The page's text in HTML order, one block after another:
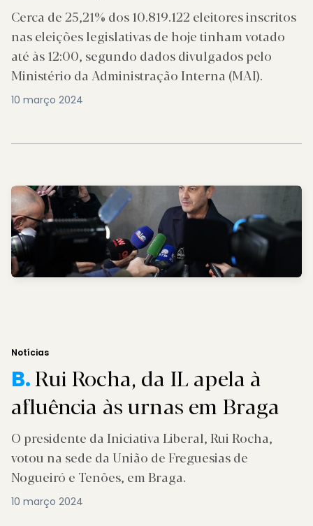
Cerca de 25,21% dos 10.819.122 eleitores inscritos
nas eleições legislativas de hoje tinham votado
até às 12:00, segundo dados divulgados pelo
Ministério da Administração Interna (MAI).
10 março 2024
Notícias
B.Rui Rocha, da IL apela à
afluência às urnas em Braga
O presidente da Iniciativa Liberal, Rui Rocha,
votou na sede da União de Freguesias de
Nogueiró e Tenões, em Braga.
10 março 2024